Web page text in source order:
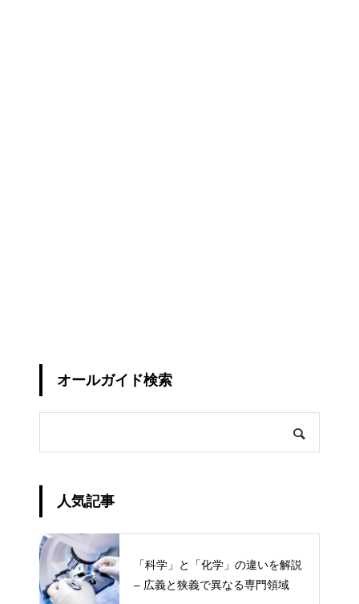
オールガイド検索
人気記事
「科学」と「化学」の違いを解説
– 広義と狭義で異なる専門領域